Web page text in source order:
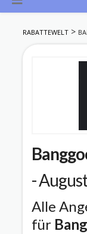
content
RABATTEWELT>
-
Alle
für